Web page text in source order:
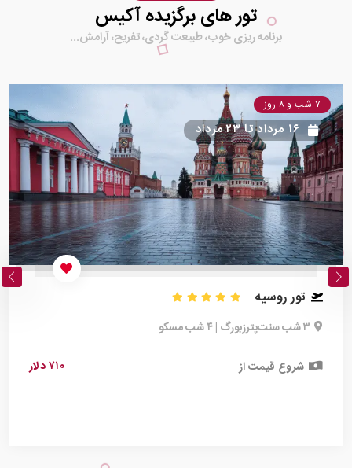
تور های برگزیده آکیس
برنامه ریزی خوب، طبیعت گردی، تفریح، آرامش...
۷ شب و ۸ روز
۱۶ مرداد تا۲۳ مرداد
تور روسیه
۳ شب سنت‌پترزبورگ | ۴ شب مسکو
شروع قیمت از ۷۱۰ دلار